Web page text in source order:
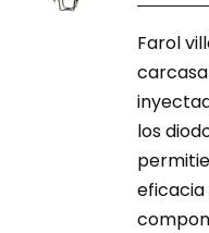
Farol
los
eficacia